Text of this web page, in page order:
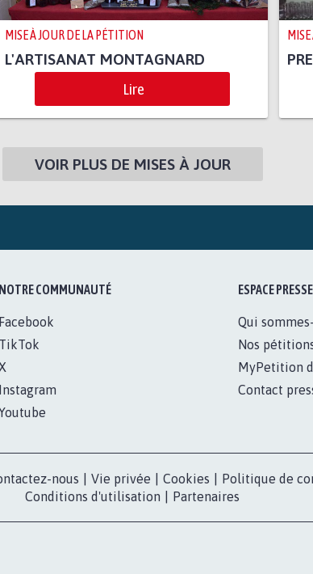
MISE À JOUR DE LA PÉTITION
L'ARTISANAT MONTAGNARD
Lire
VOIR PLUS DE MISES À JOUR
NOTRE COMMUNAUTÉ
Facebook
TikTok
Instagram
ESPACE PRESSE
Qui
Nos
MyPetition
Contact
nous Vie privée Cookies
Politique de
Conditions d'utilisation
Partenaires